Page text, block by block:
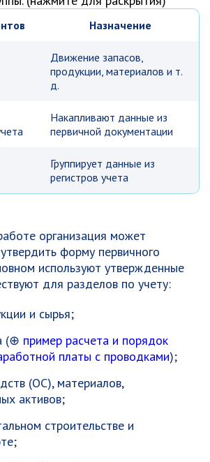
Назначение
Движение запасов,
продукции, материалов и т.
д.
Накапливают данные из
первичной документации
Группирует данные из
регистров учета
организация может
форму первичного
используют утвержденные
для разделов по учету:
и сырья;
(⊕ пример расчета и порядок
платы с проводками);
(ОС), материалов,
активов;
строительстве и